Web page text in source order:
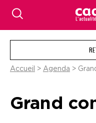
Accueil > Agenda >
Grand